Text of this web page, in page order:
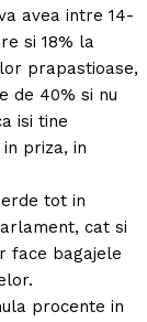
avea intre 14-
si 18% la
prapastioase,
de 40% si nu
isi tine
priza, in
tot in
cat si
face bagajele
procente in